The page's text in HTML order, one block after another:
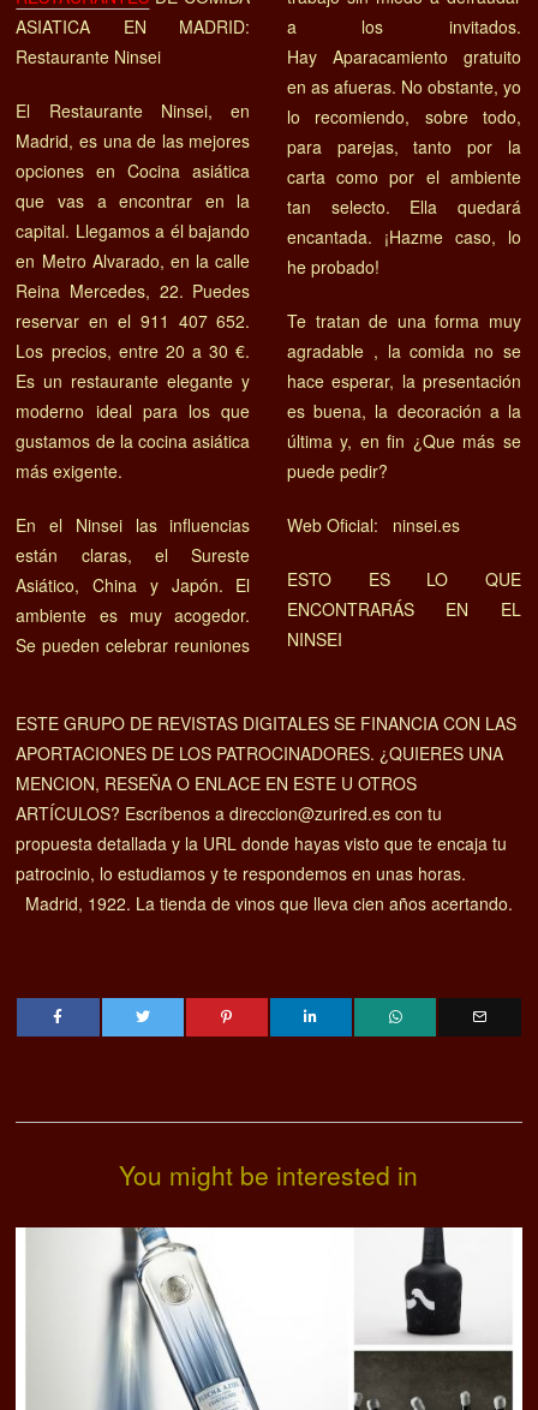
ASIATICA EN MADRID:
Restaurante Ninsei
El Restaurante Ninsei, en
Madrid, es una de las mejores
opciones en Cocina asiática
que vas a encontrar en la
capital. Llegamos a él bajando
en Metro Alvarado, en la calle
Reina Mercedes, 22. Puedes
reservar en el 911 407 652.
Los precios, entre 20 a 30 €.
Es un restaurante elegante y
moderno ideal para los que
gustamos de la cocina asiática
más exigente.
En el Ninsei las influencias
están claras, el Sureste
Asiático, China y Japón. El
ambiente es muy acogedor.
Se pueden celebrar reuniones
a los invitados.
Hay Aparacamiento gratuito
en as afueras. No obstante, yo
lo recomiendo, sobre todo,
para parejas, tanto por la
carta como por el ambiente
tan selecto. Ella quedará
encantada. ¡Hazme caso, lo
he probado!
Te tratan de una forma muy
agradable , la comida no se
hace esperar, la presentación
es buena, la decoración a la
última y, en fin ¿Que más se
puede pedir?
Web Oficial: ninsei.es
ESTO ES LO QUE
ENCONTRARÁS EN EL
NINSEI
ESTE GRUPO DE REVISTAS DIGITALES SE FINANCIA CON LAS
APORTACIONES DE LOS PATROCINADORES. ¿QUIERES UNA
MENCION, RESEÑA O ENLACE EN ESTE U OTROS
ARTÍCULOS? Escríbenos a direccion@zurired.es con tu
propuesta detallada y la URL donde hayas visto que te encaja tu
patrocinio, lo estudiamos y te respondemos en unas horas.
Madrid, 1922. La tienda de vinos que lleva cien años acertando.
You might be interested in